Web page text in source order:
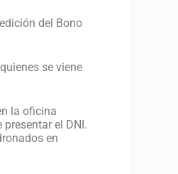
del Bono
se viene
la oficina
el DNI.
en